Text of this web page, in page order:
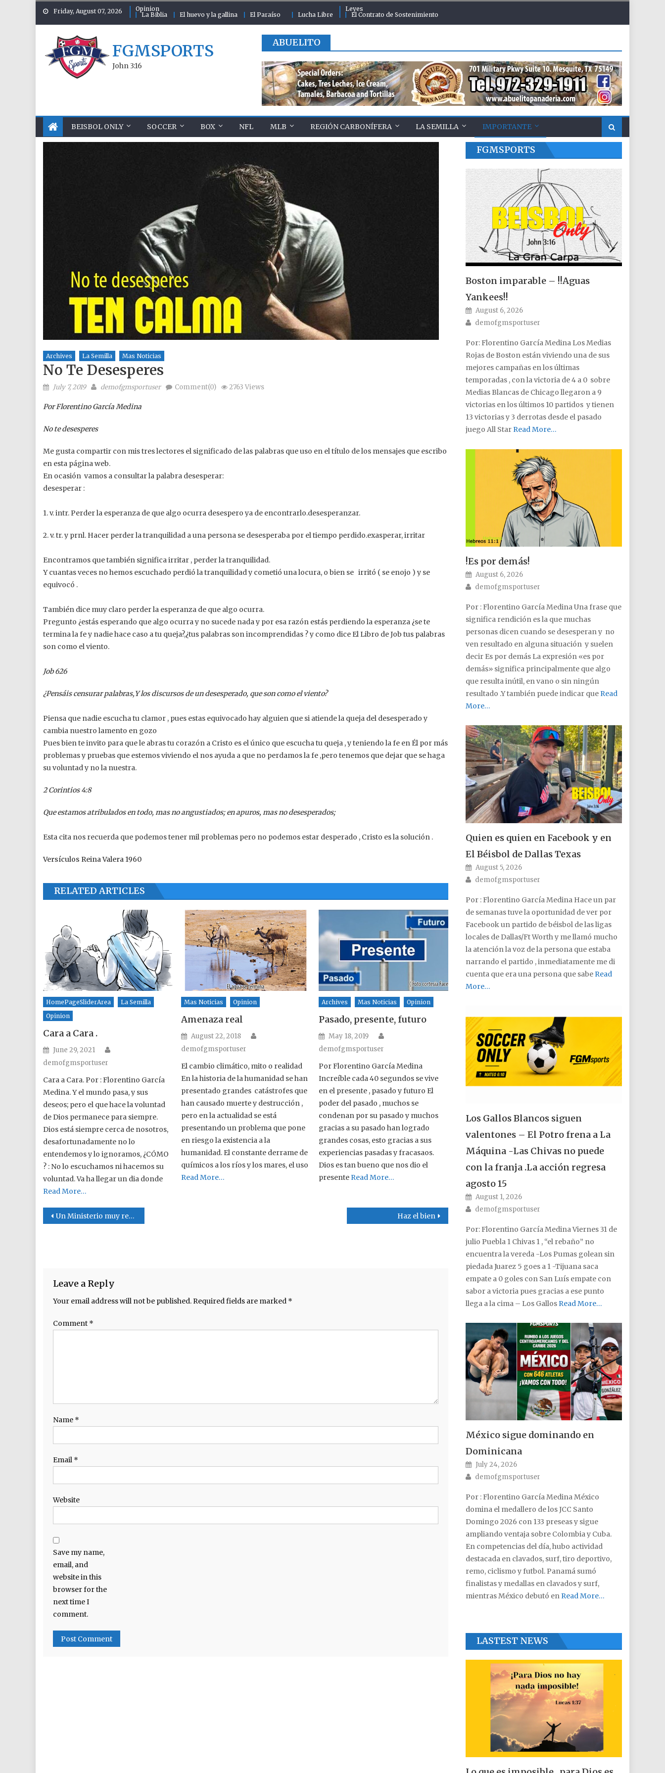
Friday, August 07, 2026
Opinion
La Biblia
El huevo y la gallina El Paraíso Lucha Libre
Leyes
El Contrato de Sostenimiento
FGMSPORTS
John 3:16
ABUELITO
BEISBOL ONLY SOCCER BOX NFL MLB REGIÓN CARBONÍFERA LA SEMILLA IMPORTANTE
Archives La Semilla Mas Noticias
No Te Desesperes
Posted on
July 7, 2019 Author
demofgmsportuser Comment(0) 2763 Views
Por Florentino García Medina
No te desesperes
Me gusta compartir con mis tres lectores el significado de las palabras que uso en el título de los mensajes que escribo
en esta página web.
En ocasión vamos a consultar la palabra desesperar:
desesperar :
1. v. intr. Perder la esperanza de que algo ocurra desespero ya de encontrarlo.desesperanzar.
2. v. tr. y prnl. Hacer perder la tranquilidad a una persona se desesperaba por el tiempo perdido.exasperar, irritar
Encontramos que también significa irritar , perder la tranquilidad.
Y cuantas veces no hemos escuchado perdió la tranquilidad y cometió una locura, o bien se irritó ( se enojo ) y se
equivocó .
También dice muy claro perder la esperanza de que algo ocurra.
Pregunto ¿estás esperando que algo ocurra y no sucede nada y por esa razón estás perdiendo la esperanza ¿se te
termina la fe y nadie hace caso a tu queja?,¿tus palabras son incomprendidas ? y como dice El Libro de Job tus palabras
son como el viento.
Job 626
¿Pensáis censurar palabras,Y los discursos de un desesperado, que son como el viento?
Piensa que nadie escucha tu clamor , pues estas equivocado hay alguien que si atiende la queja del desesperado y
cambia nuestro lamento en gozo
Pues bien te invito para que le abras tu corazón a Cristo es el único que escucha tu queja , y teniendo la fe en Él por más
problemas y pruebas que estemos viviendo el nos ayuda a que no perdamos la fe ,pero tenemos que dejar que se haga
su voluntad y no la nuestra.
2Corintios 4:8
Que estamos atribulados en todo, mas no angustiados; en apuros, mas no desesperados;
Esta cita nos recuerda que podemos tener mil problemas pero no podemos estar desperado , Cristo es la solución .
Versículos Reina Valera 1960
RELATED ARTICLES
HomePageSliderArea
La Semilla
Opinion
Cara a Cara .
Posted on
June 29, 2021
demofgmsportuser
Cara a Cara. Por : Florentino García
Medina. Y el mundo pasa, y sus
deseos; pero el que hace la voluntad
de Dios permanece para siempre.
Dios está siempre cerca de nosotros,
desafortunadamente no lo
entendemos y lo ignoramos, ¿CÓMO
? : No lo escuchamos ni hacemos su
voluntad. Va ha llegar un dia donde
Read More…
Mas Noticias Opinion
Amenaza real
Posted on
August 22, 2018
demofgmsportuser
El cambio climático, mito o realidad
En la historia de la humanidad se han
presentado grandes catástrofes que
han causado muerte y destrucción ,
pero en la actualidad se está
presentando un problema que pone
en riesgo la existencia a la
humanidad. El constante derrame de
químicos a los ríos y los mares, el uso
Read More…
Archives Mas Noticias Opinion
Pasado, presente, futuro
Posted on
May 18, 2019
demofgmsportuser
Por Florentino García Medina
Increíble cada 40 segundos se vive
en el presente , pasado y futuro El
poder del pasado , muchos se
condenan por su pasado y muchos
gracias a su pasado han logrado
grandes cosas, esto gracias a sus
experiencias pasadas y fracasaos.
Dios es tan bueno que nos dio el
presente Read More…
Post navigation
Un Ministerio muy respetado Haz el bien
Leave a Reply
Your email address will not be published. Required fields are marked *
Comment *
Name *
Email *
Website
Save my name,
email, and
website in this
browser for the
next time I
comment.
FGMSPORTS
Boston imparable – !!Aguas
Yankees!!
Posted on
August 6, 2026
Author
demofgmsportuser
Por: Florentino García Medina Los Medias
Rojas de Boston están viviendo una de sus
mejores campañas en los últimas
temporadas , con la victoria de 4 a 0 sobre
Medias Blancas de Chicago llegaron a 9
victorias en los últimos 10 partidos y tienen
13 victorias y 3 derrotas desde el pasado
juego All Star Read More…
!Es por demás!
Posted on
August 6, 2026
Author
demofgmsportuser
Por : Florentino García Medina Una frase que
significa rendición es la que muchas
personas dicen cuando se desesperan y no
ven resultado en alguna situación y suelen
decir Es por demás La expresión «es por
demás» significa principalmente que algo
que resulta inútil, en vano o sin ningún
resultado .Y también puede indicar que Read
More…
Quien es quien en Facebook y en
El Béisbol de Dallas Texas
Posted on
August 5, 2026
Author
demofgmsportuser
Por : Florentino García Medina Hace un par
de semanas tuve la oportunidad de ver por
Facebook un partido de béisbol de las ligas
locales de Dallas/Ft Worth y me llamó mucho
la atención la voz de la persona que estaba
narrando el partido , inmediatamente me di
cuenta que era una persona que sabe Read
More…
Los Gallos Blancos siguen
valentones – El Potro frena a La
Máquina -Las Chivas no puede
con la franja .La acción regresa
agosto 15
Posted on
August 1, 2026
Author
demofgmsportuser
Por: Florentino García Medina Viernes 31 de
julio Puebla 1 Chivas 1 , “el rebaño” no
encuentra la vereda -Los Pumas golean sin
piedada Juarez 5 goes a 1 -Tijuana saca
empate a 0 goles con San Luís empate con
sabor a victoria pues gracias a ese punto
llega a la cima – Los Gallos Read More…
México sigue dominando en
Dominicana
Posted on
July 24, 2026
Author
demofgmsportuser
Por : Florentino García Medina México
domina el medallero de los JCC Santo
Domingo 2026 con 133 preseas y sigue
ampliando ventaja sobre Colombia y Cuba.
En competencias del día, hubo actividad
destacada en clavados, surf, tiro deportivo,
remo, ciclismo y futbol. Panamá sumó
finalistas y medallas en clavados y surf,
mientras México debutó en Read More…
LASTEST NEWS